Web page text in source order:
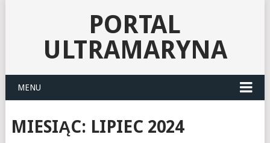
PORTAL
ULTRAMARYNA
MENU
MIESIĄC: LIPIEC 2024